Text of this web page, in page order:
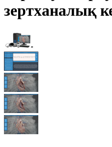
зертханалық